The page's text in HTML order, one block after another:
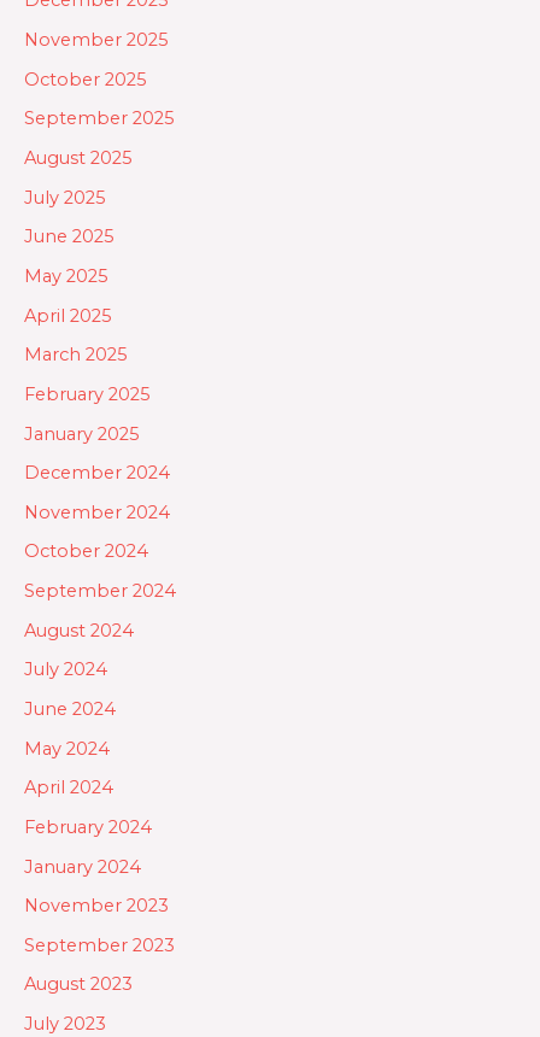
November 2025
October 2025
September 2025
August 2025
July 2025
June 2025
May 2025
April 2025
March 2025
February 2025
January 2025
December 2024
November 2024
October 2024
September 2024
August 2024
July 2024
June 2024
May 2024
April 2024
February 2024
January 2024
November 2023
September 2023
August 2023
July 2023